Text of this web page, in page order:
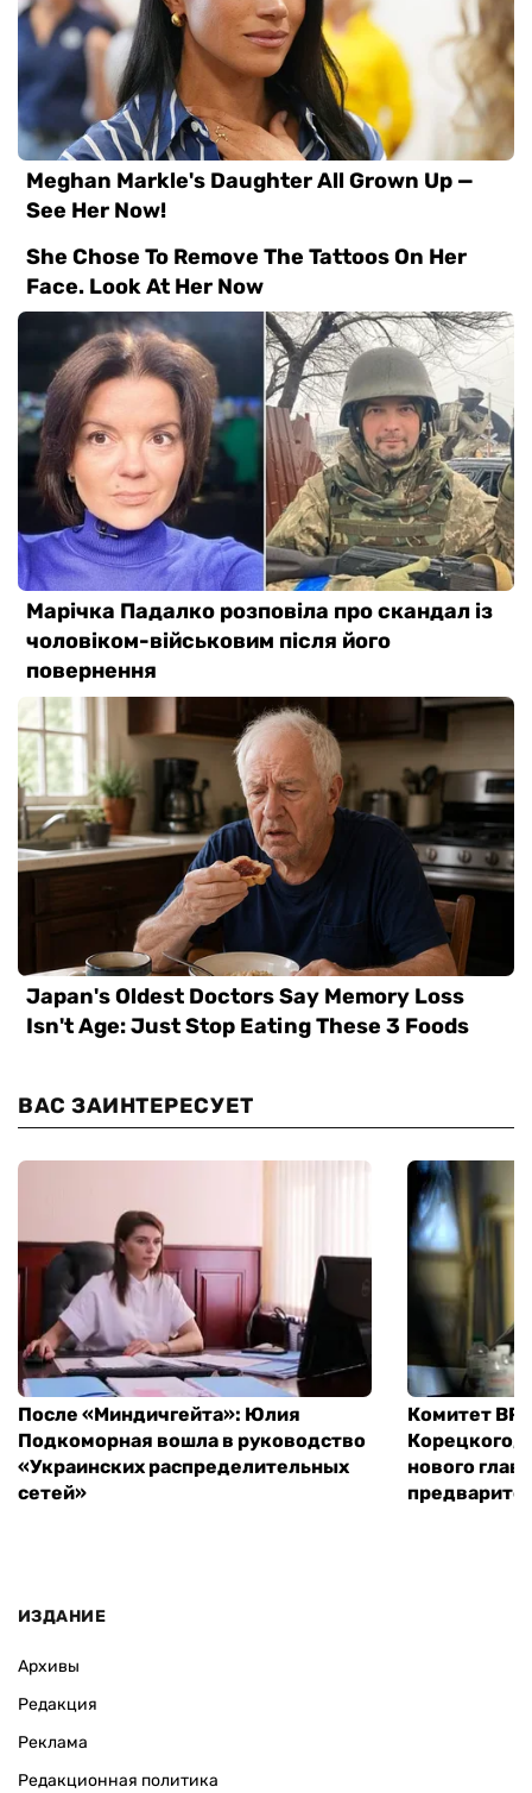
ВАС ЗАИНТЕРЕСУЕТ
После «Миндичгейта»: Юлия
Подкоморная вошла в руководство
«Украинских распределительных
сетей»
Комитет ВР
Корецкого,
нового
ИЗДАНИЕ
Архивы
Редакция
Реклама
Редакционная политика